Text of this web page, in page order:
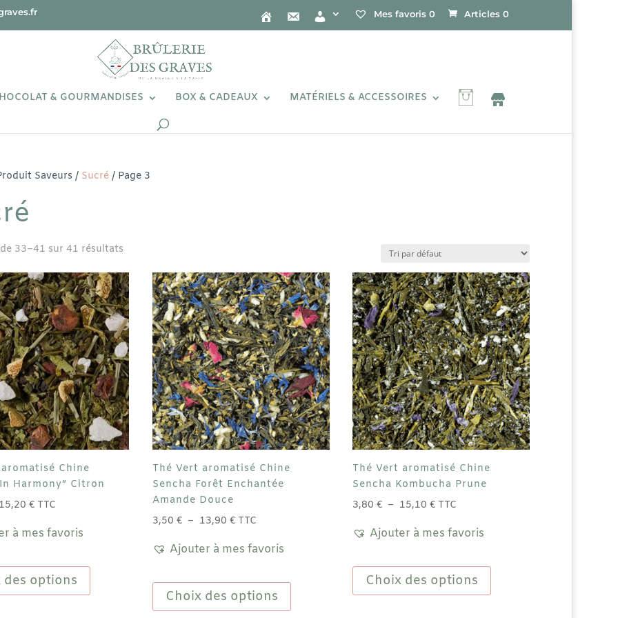
Mes favoris0 Articles 0
& GOURMANDISES BOX & CADEAUX MATÉRIELS & ACCESSOIRES
Saveurs / Sucré / Page 3
33–41 sur 41 résultats
Chine
Harmony” Citron
15,20€Plage
prix :
à
15,20 €
TTC
à mes favoris
des options
a
Thé Vert aromatisé Chine
Sencha Forêt Enchantée
Amande Douce
3,50 € – 13,90 €Plage
prix :
à
13,90 €
TTC
Ajouter à mes favoris
Choix des options
a
Thé Vert aromatisé Chine
Sencha Kombucha Prune
3,80€ – 15,10€Plage
prix :
à
15,10 €
TTC
Ajouter à mes favoris
Choix des options
a